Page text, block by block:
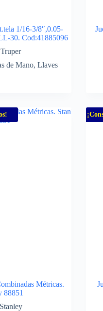
1/16-3/8″,0.05-
30. Cod:41885096
Truper
de Mano, Llaves
Métricas.
88851
Stanley